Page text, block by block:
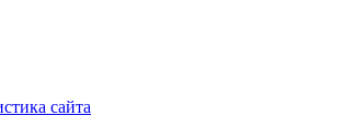
сайта